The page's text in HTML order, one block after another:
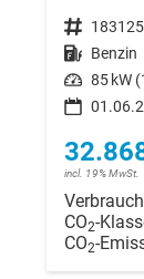
Fahrzeugnr. 183125
Kraftstoff Benzin
Leistung 85 kW
incl. 19% MwSt.
CO2-
CO2-